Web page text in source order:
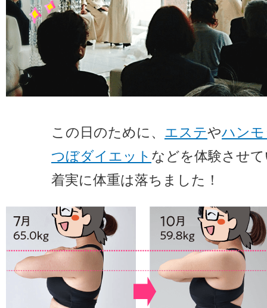
この日のために、 エステやハン
つぼダイエット などを体験させ
着実に体重は落ちました！